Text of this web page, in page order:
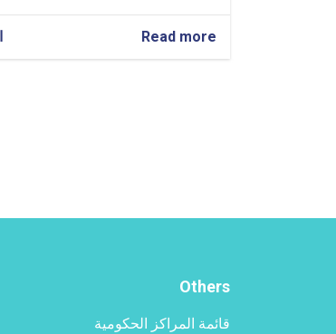
Read more
المشاركة
الفني
"روسيا
Others
قائمة المراكز الحكومية